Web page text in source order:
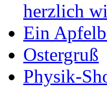
herzlich
Ein
Ostergruß
Physik-